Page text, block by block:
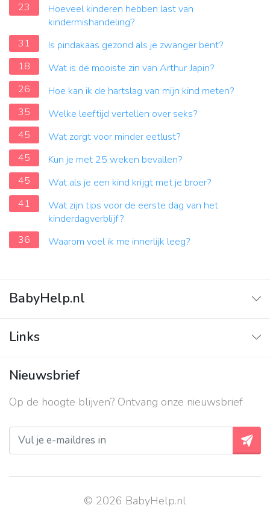
23
Hoeveel kinderen hebben last van
kindermishandeling?
31
Is pindakaas gezond als je zwanger bent?
18
Wat is de mooiste zin van Arthur Japin?
26
Hoe kan ik de hartslag van mijn kind meten?
35
Welke leeftijd vertellen over seks?
45
Wat zorgt voor minder eetlust?
45
Kun je met 25 weken bevallen?
45
Wat als je een kind krijgt met je broer?
41
Wat zijn tips voor de eerste dag van het
kinderdagverblijf?
36
Waarom voel ik me innerlijk leeg?
BabyHelp.nl
Vraag & Antwoord
Links
Contact
Over ons
Privacy beleid
Nieuwsbrief
Op de hoogte blijven? Ontvang onze nieuwsbrief
© 2026 BabyHelp.nl